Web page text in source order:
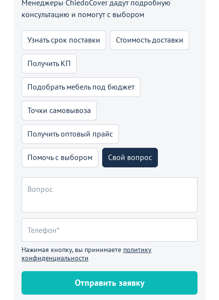
Менеджеры ChiedoCover дадут подробную
консультацию и помогут с выбором
Узнать срок поставки Стоимость доставки
Получить КП
Подобрать мебель под бюджет
Точки самовывоза
Получить оптовый прайс
Помочь с выбором Свой вопрос
Нажимая кнопку, вы принимаете политику
конфиденциальности
Отправить заявку